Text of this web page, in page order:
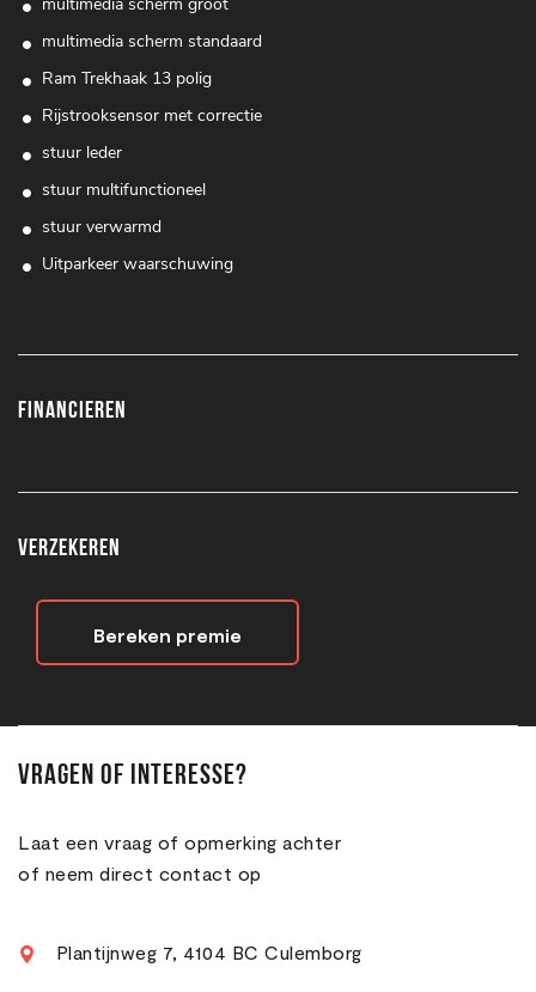
multimedia scherm standaard
Ram Trekhaak 13 polig
Rijstrooksensor met correctie
stuur leder
stuur multifunctioneel
stuur verwarmd
Uitparkeer waarschuwing
Financieren
VERZEKEREN
Bereken premie
Vragen of interesse?
Laat een vraag of opmerking achter
of neem direct contact op
Plantijnweg 7, 4104 BC Culemborg